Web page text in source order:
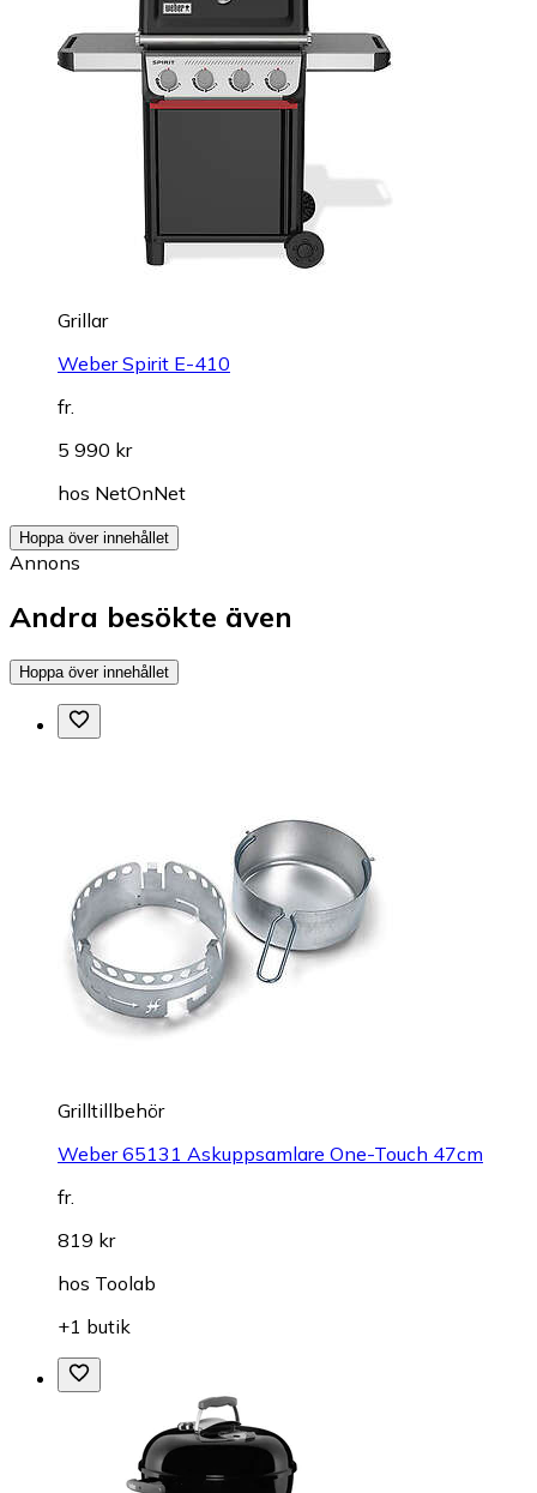
Grillar
Weber Spirit E-410
fr.
5 990 kr
hos NetOnNet
Hoppa över innehållet
Annons
Andra besökte även
Hoppa över innehållet
Grilltillbehör
Weber 65131 Askuppsamlare One-Touch 47cm
fr.
819 kr
hos Toolab
+1 butik